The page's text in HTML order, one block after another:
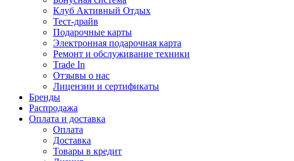
Клуб Активный Отдых
Тест-драйв
Подарочные карты
Электронная подарочная карта
Ремонт и обслуживание техники
Trade In
Отзывы о нас
Лицензии и сертификаты
Бренды
Распродажа
Оплата и доставка
Оплата
Доставка
Товары в кредит